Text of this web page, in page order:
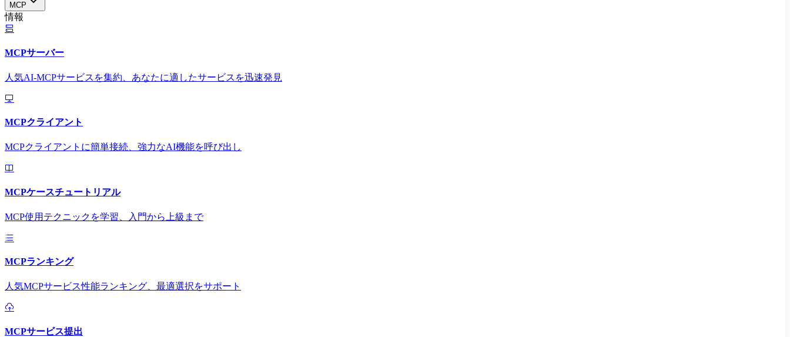
MCP
情報
MCPサーバー
人気AI-MCPサービスを集約、あなたに適したサービスを迅速発見
MCPクライアント
MCPクライアントに簡単接続、強力なAI機能を呼び出し
MCPケースチュートリアル
MCP使用テクニックを学習、入門から上級まで
MCPランキング
人気MCPサービス性能ランキング、最適選択をサポート
MCPサービス提出